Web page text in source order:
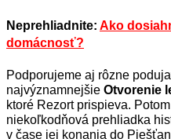
Neprehliadnite: Ako
domácnosť?
Podporujeme aj rôzne
najvýznamnejšie Otvorenie
ktoré Rezort prispieva.
niekoľkodňová prehliadka
v čase jej konania do